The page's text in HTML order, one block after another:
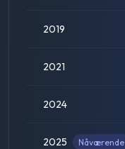
2019
2021
2024
2025 Nåværende